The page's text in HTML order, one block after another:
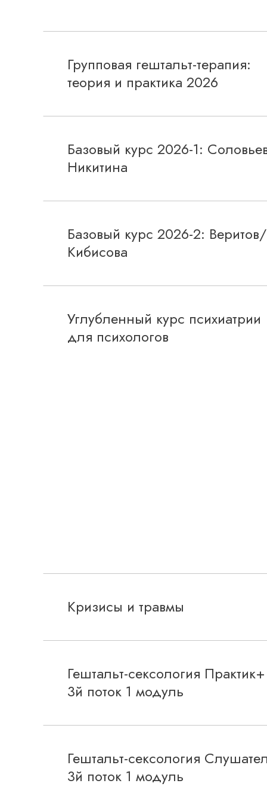
Групповая гештальт-терапия:
теория и практика 2026
Базовый курс 2026-1:
Никитина
Базовый курс 2026-2: Веритов/
Кибисова
Углубленный курс психиатрии
для психологов
Кризисы и травмы
Гештальт-сексология Практик+
3й поток 1 модуль
Гештальт-сексология
3й поток 1 модуль